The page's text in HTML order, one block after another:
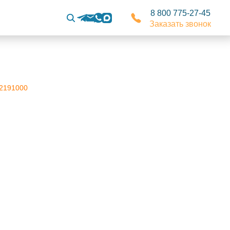
8 800 775-27-45
Заказать звонок